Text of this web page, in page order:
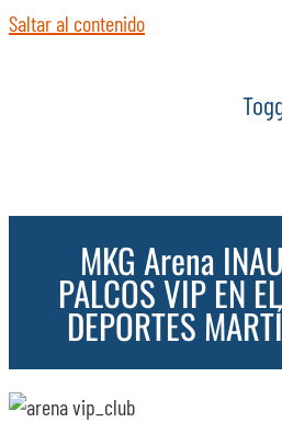
Saltar al contenido
MKG Arena
PALCOS VIP EN
DEPORTES